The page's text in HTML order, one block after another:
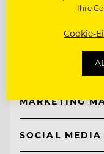
6533 Fiss/Tirol,
MARKETING
SOCIAL
Ihre
Cookie-